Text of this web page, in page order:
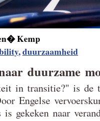
Kemp
,duurzaamheid
duurzame
in transitie?" is de
Engelse
is gekeken naar